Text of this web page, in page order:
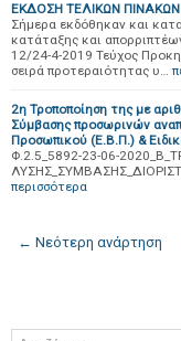
ΕΚΔΟΣΗ ΤΕΛΙΚΩΝ
Σήμερα εκδόθηκαν και
κατάταξης και
12/24-4-2019 Τεύχος
σειρά προτεραιότητας υ…
2η Τροποποίηση της με
Σύμβασης προσωρινών
Προσωπικού (Ε.Β.Π.) &
Φ.2.5_5892-23-06-
περισσότερα
← Νεότερη ανάρτηση